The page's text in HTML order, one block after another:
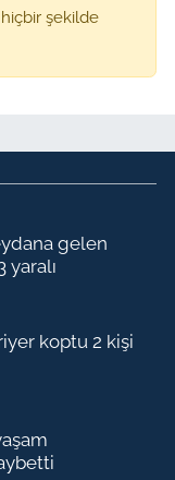
hiçbir şekilde
gelen
yaralı
koptu 2 kişi